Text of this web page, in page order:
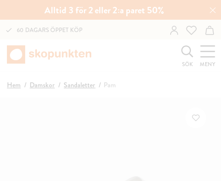
Alltid 3 för 2 eller 2:a paret 50%
60 DAGARS ÖPPET KÖP
SÖK MENY
Hem Damskor Sandaletter Pam